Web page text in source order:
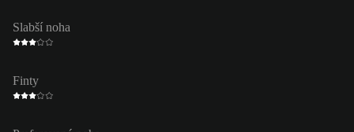
Slabší noha
Finty